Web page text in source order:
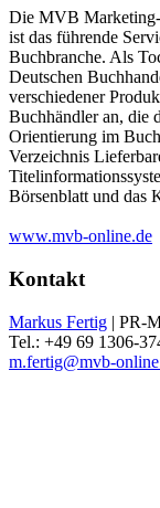
Die MVB Marketing-
ist das führende
Buchbranche. Als
Deutschen
verschiedener
Buchhändler an, die
Orientierung im
Verzeichnis
Börsenblatt und das
www.mvb-online.de
Kontakt
Markus Fertig | PR-
Tel.: +49 69 1306-
m.fertig@mvb-